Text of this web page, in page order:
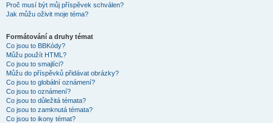
Proč musí být můj příspěvek schválen?
Jak můžu oživit moje téma?
Formátování a druhy témat
Co jsou to BBKódy?
Můžu použít HTML?
Co jsou to smajlíci?
Můžu do příspěvků přidávat obrázky?
Co jsou to globální oznámení?
Co jsou to oznámení?
Co jsou to důležitá témata?
Co jsou to zamknutá témata?
Co jsou to ikony témat?